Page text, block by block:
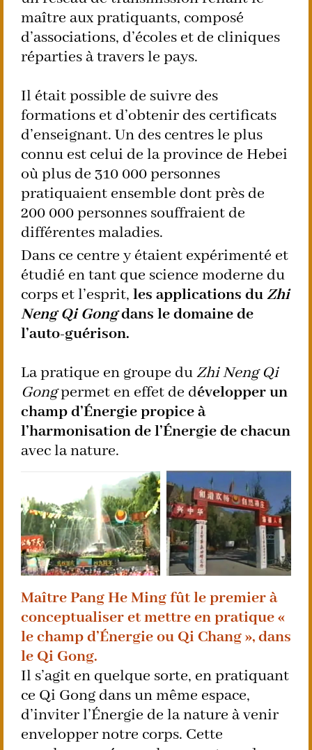
maître aux pratiquants, composé
d’associations, d’écoles et de cliniques
réparties à travers le pays.
Il était possible de suivre des
formations et d’obtenir des certificats
d’enseignant. Un des centres le plus
connu est celui de la province de Hebei
où plus de 310 000 personnes
pratiquaient ensemble dont près de
200 000 personnes souffraient de
différentes maladies.
Dans ce centre y étaient expérimenté et
étudié en tant que science moderne du
corps et l’esprit, les applications duZhi
Neng Qi Gongdans le domaine de
l’auto-guérison.
La pratique en groupe duZhi Neng Qi
Gongpermet en effet de développer un
champ d’Énergie propice à
l’harmonisation de l’Énergie de chacun
avec la nature.
Maître Pang He Ming fût le premier à
conceptualiser et mettre en pratique «
le champ d’Énergie ou Qi Chang », dans
le Qi Gong.
Il s’agit en quelque sorte, en pratiquant
ce Qi Gong dans un même espace,
d’inviter l’Énergie de la nature à venir
envelopper notre corps. Cette